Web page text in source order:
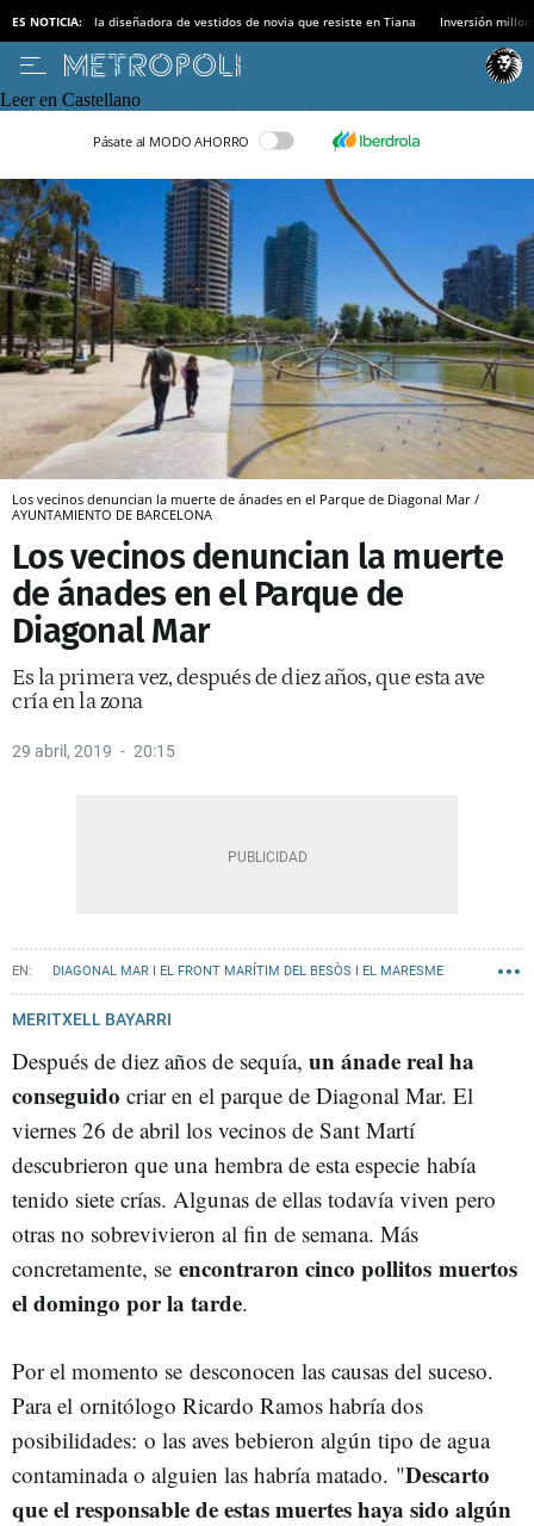
ES NOTICIA: la diseñadora de vestidos de novia que resiste en Tiana Inversión
Leer en Castellano
Pásate al MODO AHORRO
Los vecinos denuncian la muerte de ánades en el Parque de Diagonal Mar /
AYUNTAMIENTO DE BARCELONA
Los vecinos denuncian la muerte
de ánades en el Parque de
Diagonal Mar
Es la primera vez, después de diez años, que esta ave
cría en la zona
29 abril, 2019 20:15
DIAGONAL MAR I EL FRONT MARÍTIM DEL BESÒS I EL MARESME
MERITXELL BAYARRI
Después de diez años de sequía, un ánade real ha
conseguido criar en el parque de Diagonal Mar. El
viernes 26 de abril los vecinos de Sant Martí
descubrieron que una hembra de esta especie había
tenido siete crías. Algunas de ellas todavía viven pero
otras no sobrevivieron al fin de semana. Más
concretamente, se encontraron cinco pollitos muertos
el domingo por la tarde.
Por el momento se desconocen las causas del suceso.
Para el ornitólogo Ricardo Ramos habría dos
posibilidades: o las aves bebieron algún tipo de agua
contaminada o alguien las habría matado. "Descarto
que el responsable de estas muertes haya sido algún